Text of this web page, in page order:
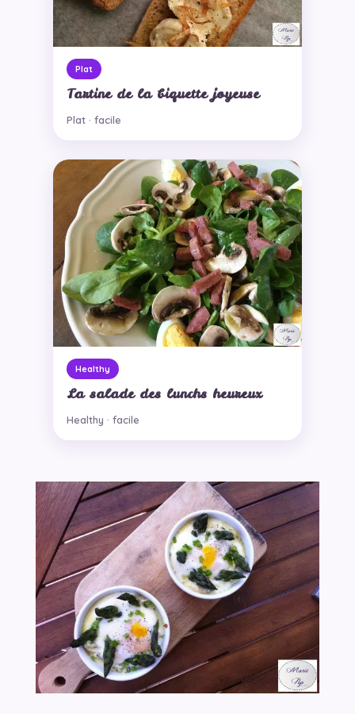
Plat
Tartine de la biquette joyeuse
Plat · facile
Healthy
La salade des lunchs heureux
Healthy · facile